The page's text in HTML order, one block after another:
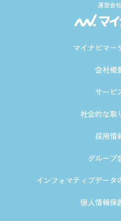
運営会社
マイナビマー
会社概
サービ
社会的な取
採用情
グループ
インフォマティブデータ
個人情報保